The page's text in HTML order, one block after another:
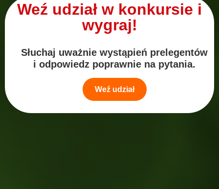
Weź udział w konkursie i
wygraj!
Słuchaj uważnie wystąpień prelegentów
i odpowiedz poprawnie na pytania.
Weź udział